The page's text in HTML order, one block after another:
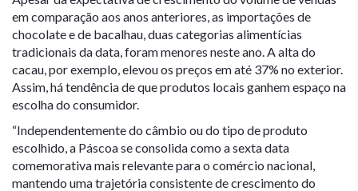
em comparação aos anos anteriores, as importações de
chocolate e de bacalhau, duas categorias alimentícias
tradicionais da data, foram menores neste ano. A alta do
cacau, por exemplo, elevou os preços em até 37% no exterior.
Assim, há tendência de que produtos locais ganhem espaço na
escolha do consumidor.
“Independentemente do câmbio ou do tipo de produto
escolhido, a Páscoa se consolida como a sexta data
comemorativa mais relevante para o comércio nacional,
mantendo uma trajetória consistente de crescimento do